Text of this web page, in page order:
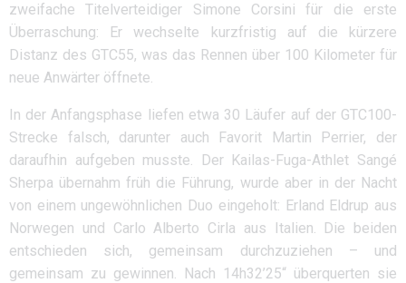
zweifache Titelverteidiger Simone Corsini für die erste
Überraschung: Er wechselte kurzfristig auf die kürzere
Distanz des GTC55, was das Rennen über 100 Kilometer für
neue Anwärter öffnete.
In der Anfangsphase liefen etwa 30 Läufer auf der GTC100-
Strecke falsch, darunter auch Favorit Martin Perrier, der
daraufhin aufgeben musste. Der Kailas-Fuga-Athlet Sangé
Sherpa übernahm früh die Führung, wurde aber in der Nacht
von einem ungewöhnlichen Duo eingeholt: Erland Eldrup aus
Norwegen und Carlo Alberto Cirla aus Italien. Die beiden
entschieden sich, gemeinsam durchzuziehen – und
gemeinsam zu gewinnen. Nach 14h32’25“ überquerten sie